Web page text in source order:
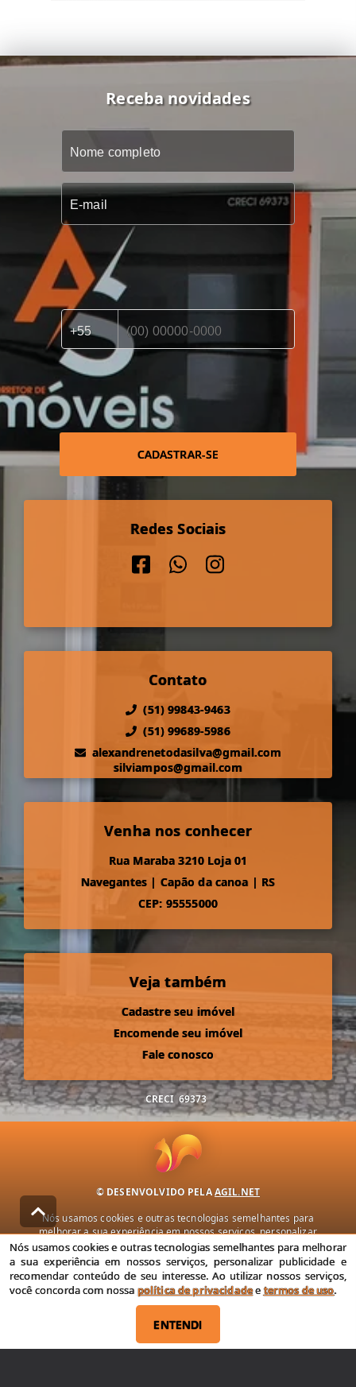
Receba novidades
CADASTRAR-SE
Redes Sociais
Contato
(51) 99843-9463
(51) 99689-5986
alexandrenetodasilva@gmail.com
silviampos@gmail.com
Venha nos conhecer
Rua Maraba 3210 Loja 01
Navegantes | Capão da canoa | RS
CEP: 95555000
Veja também
Cadastre seu imóvel
Encomende seu imóvel
Fale conosco
CRECI 69373
© DESENVOLVIDO PELAAGIL.NET
Nós usamos cookies e outras tecnologias semelhantes para
melhorar a sua experiência em nossos serviços, personalizar
publicidade e recomendar conteúdo de seu interesse. Ao utilizar
nossos serviços, você concorda com nossa política de privacidade e
termos de uso.
Política de Privacidade Termos de uso
Nós usamos cookies e outras tecnologias semelhantes para melhorar
a sua experiência em nossos serviços, personalizar publicidade e
recomendar conteúdo de seu interesse. Ao utilizar nossos serviços,
você concorda com nossa política de privacidadeetermos de uso.
ENTENDI